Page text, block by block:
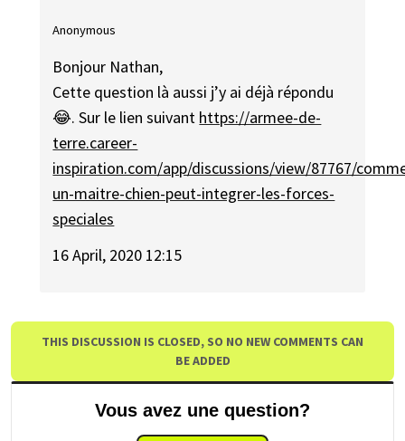
Anonymous
Bonjour Nathan,
Cette question là aussi j’y ai déjà répondu
😂. Sur le lien suivant https://armee-de-
terre.career-
inspiration.com/app/discussions/view/87767/
un-maitre-chien-peut-integrer-les-forces-
speciales
16 April, 2020 12:15
THIS DISCUSSION IS CLOSED, SO NO NEW COMMENTS CAN
BE ADDED
Vous avez une question?